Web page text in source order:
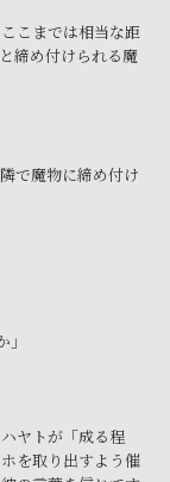
こまでは相当な距
締め付けられる魔
で魔物に締め付け
ヤトが「成る程
を取り出すよう催